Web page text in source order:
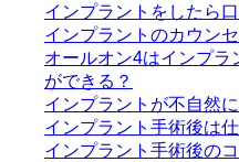
インプラントをしたら
インプラントのカウン
オールオン4はインプラ
ができる？
インプラントが不自然
インプラント手術後は
インプラント手術後の